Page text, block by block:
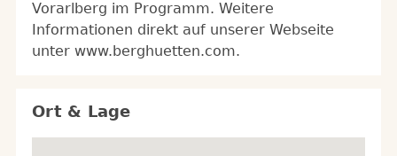
Vorarlberg im Programm. Weitere
Informationen direkt auf unserer Webseite
unter www.berghuetten.com.
Ort & Lage